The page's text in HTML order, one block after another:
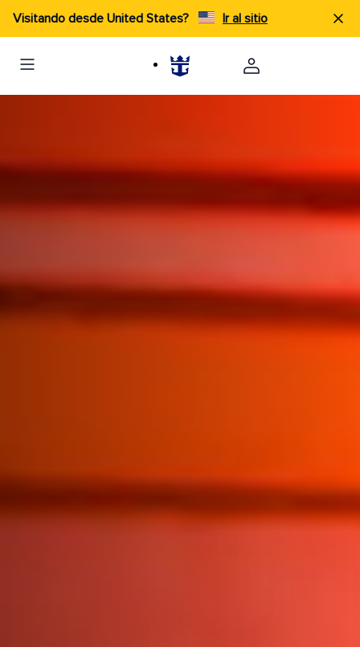
Visitando desde United States? Ir al sitio